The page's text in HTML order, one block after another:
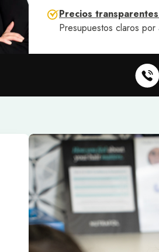
Precios
Presupuestos claros